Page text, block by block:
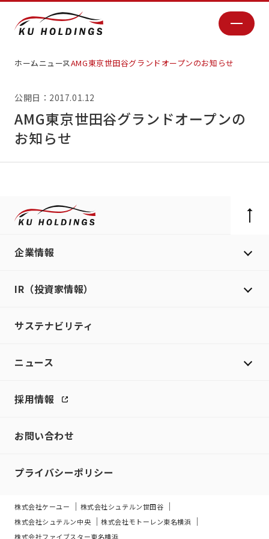
ホームニュースAMG東京世田谷グランドオープンのお知らせ
公開日：2017.01.12
AMG東京世田谷グランドオープンの
お知らせ
企業情報
IR（投資家情報）
サステナビリティ
ニュース
採用情報
お問い合わせ
プライバシーポリシー
株式会社ケーユー
株式会社シュテルン世田谷
株式会社シュテルン中央
株式会社モトーレン東名横浜
株式会社ファイブスター東名横浜